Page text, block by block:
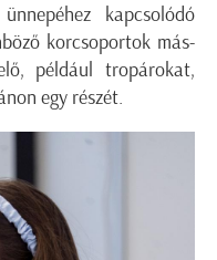
kapcsolódó
korcsoportok más-
például tropárokat,
egy részét.